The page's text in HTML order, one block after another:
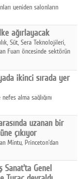
yeniden salonların
ağırlayacak
Süt, Sera Teknolojileri,
Fuarı öncesinde sektörün
ikinci sırada yer
alma sağlığını
uzanan bir
çıkıyor
Minty, Princeton'dan
Sanat'ta Genel